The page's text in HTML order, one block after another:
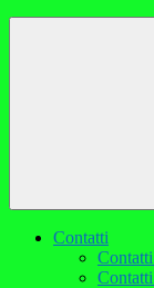
Contatti